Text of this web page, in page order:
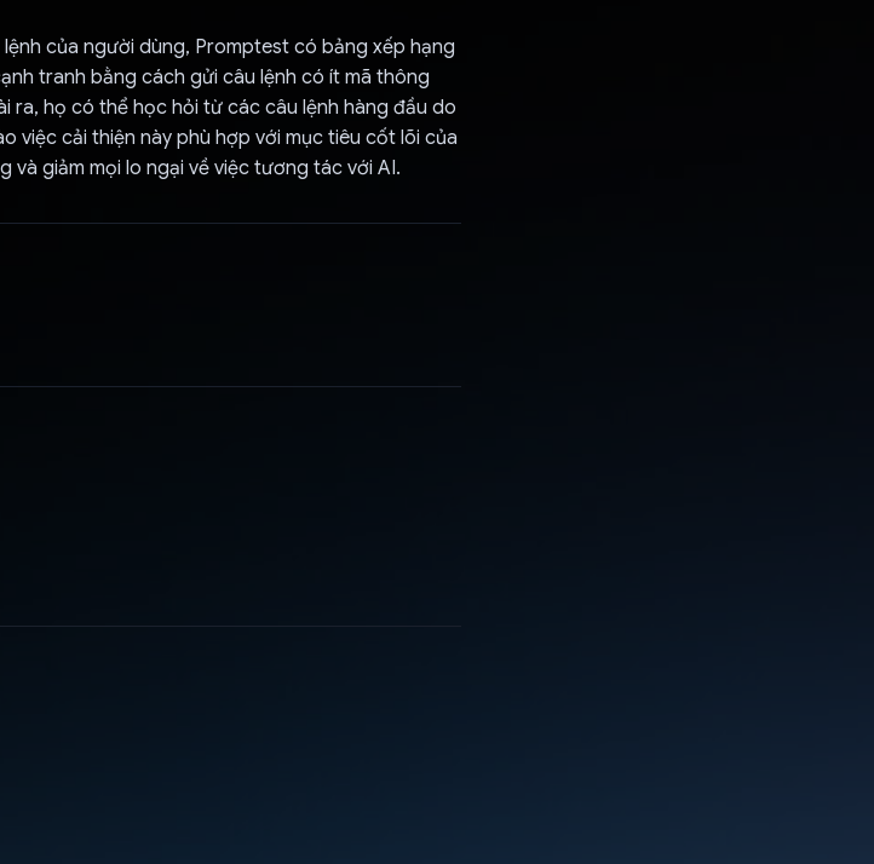
của người dùng, Promptest có bảng xếp hạng
tranh bằng cách gửi câu lệnh có ít mã thông
ra, họ có thể học hỏi từ các câu lệnh hàng đầu do
việc cải thiện này phù hợp với mục tiêu cốt lõi của
và giảm mọi lo ngại về việc tương tác với AI.